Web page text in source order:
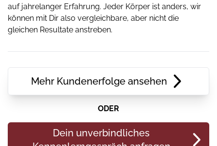
auf jahrelanger Erfahrung. Jeder Körper ist anders, wir
können mit Dir also vergleichbare, aber nicht die
gleichen Resultate anstreben.
Mehr Kundenerfolge ansehen
ODER
Dein unverbindliches